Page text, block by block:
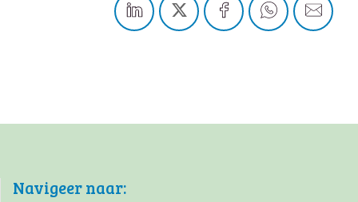
Navigeer naar: